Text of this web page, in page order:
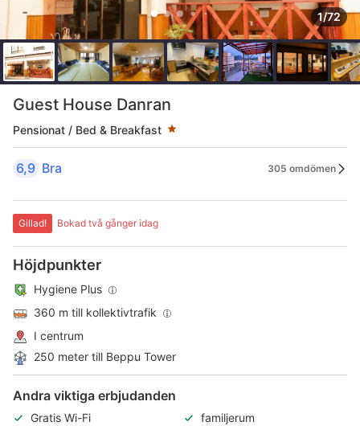
1/72
Guest House Danran
Pensionat / Bed & Breakfast
Stjärnklassificering: 1 stjärnor
6,9 Bra 305 omdömen
Gillad! Bokad två gånger idag
Höjdpunkter
Hygiene Plus
360 m till kollektivtrafik
I centrum
250 meter till Beppu Tower
Andra viktiga erbjudanden
Gratis Wi-Fi
familjerum